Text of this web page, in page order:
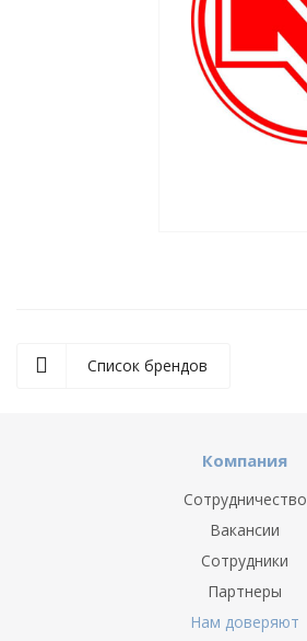
Список брендов
Компания
Сотрудничество
Вакансии
Сотрудники
Партнеры
Нам доверяют